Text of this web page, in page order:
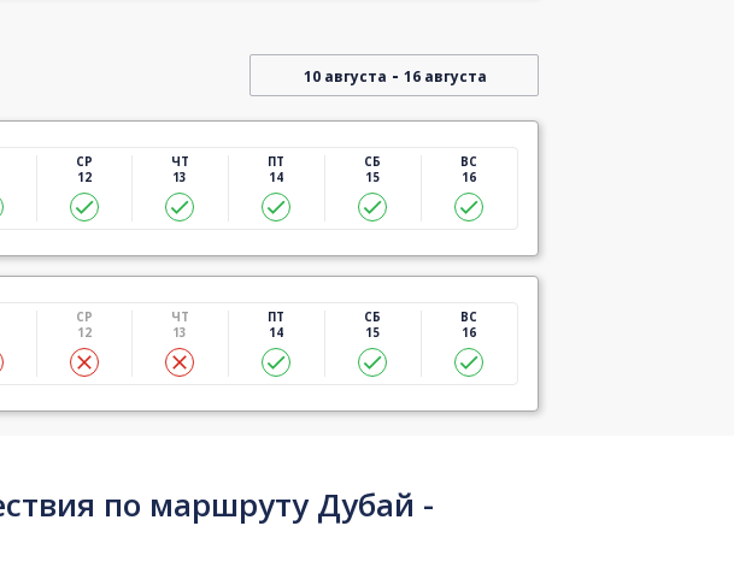
10 августа - 16 августа
СР
12
ЧТ
13
ПТ
14
СБ
15
ВС
16
СР
12
ЧТ
13
ПТ
14
СБ
15
ВС
16
по маршруту Дубай -